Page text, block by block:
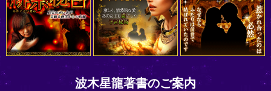
波木星龍著書のご案内